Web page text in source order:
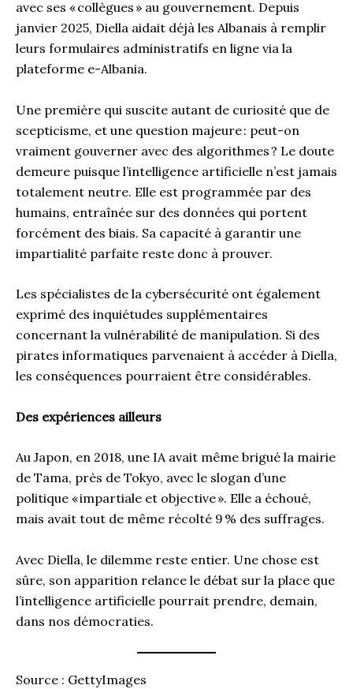
avec ses « collègues » au gouvernement. Depuis
janvier 2025, Diella aidait déjà les Albanais à remplir
leurs formulaires administratifs en ligne via la
plateforme e-Albania.
Une première qui suscite autant de curiosité que de
scepticisme, et une question majeure : peut-on
vraiment gouverner avec des algorithmes ? Le doute
demeure puisque l’intelligence artificielle n’est jamais
totalement neutre. Elle est programmée par des
humains, entraînée sur des données qui portent
forcément des biais. Sa capacité à garantir une
impartialité parfaite reste donc à prouver.
Les spécialistes de la cybersécurité ont également
exprimé des inquiétudes supplémentaires
concernant la vulnérabilité de manipulation. Si des
pirates informatiques parvenaient à accéder à Diella,
les conséquences pourraient être considérables.
Des expériences ailleurs
Au Japon, en 2018, une IA avait même brigué la mairie
de Tama, près de Tokyo, avec le slogan d’une
politique « impartiale et objective ». Elle a échoué,
mais avait tout de même récolté 9 % des suffrages.
Avec Diella, le dilemme reste entier. Une chose est
sûre, son apparition relance le débat sur la place que
l’intelligence artificielle pourrait prendre, demain,
dans nos démocraties.
Source : GettyImages